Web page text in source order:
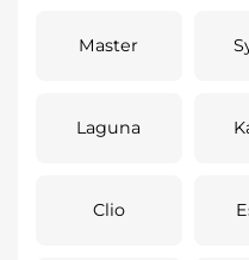
Master
Laguna
Clio